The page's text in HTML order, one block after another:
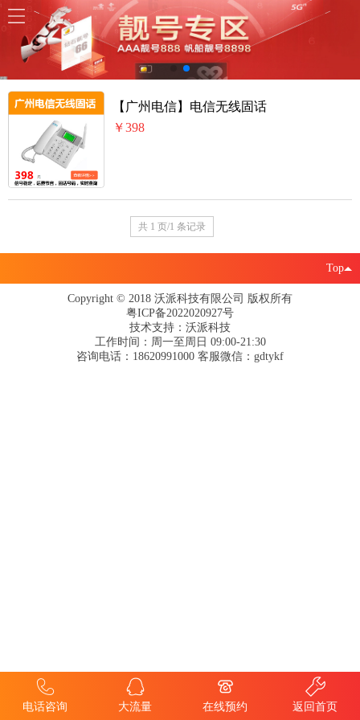
【广州电信】电信无线固话
￥398
共 1 页/1 条记录
Top
Copyright © 2018 沃派科技有限公司 版权所有
粤ICP备2022020927号
技术支持：沃派科技
工作时间：周一至周日 09:00-21:30
咨询电话：18620991000 客服微信：gdtykf
电话咨询 大流量 在线预约 返回首页